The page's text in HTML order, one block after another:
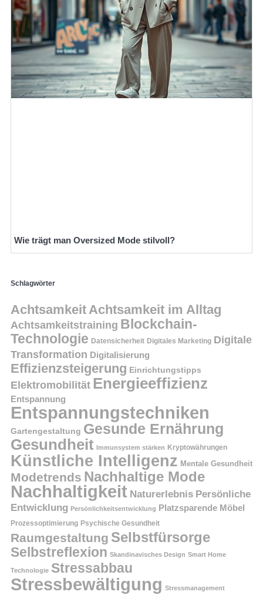
Wie trägt man Oversized Mode stilvoll?
Schlagwörter
AchtsamkeitAchtsamkeit im Alltag
Achtsamkeitstraining Blockchain-
Technologie Datensicherheit Digitales Marketing Digitale
Transformation Digitalisierung
Effizienzsteigerung Einrichtungstipps
Elektromobilität Energieeffizienz
Entspannung
Entspannungstechniken
Gartengestaltung Gesunde Ernährung
Gesundheit Immunsystem stärken Kryptowährungen
Künstliche Intelligenz Mentale Gesundheit
Modetrends Nachhaltige Mode
Nachhaltigkeit Naturerlebnis Persönliche
Entwicklung Persönlichkeitsentwicklung Platzsparende Möbel
Prozessoptimierung Psychische Gesundheit
Raumgestaltung Selbstfürsorge
Selbstreflexion Skandinavisches Design Smart Home
Technologie Stressabbau
Stressbewältigung Stressmanagement